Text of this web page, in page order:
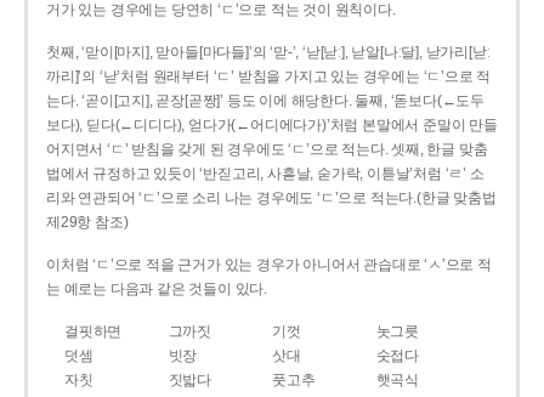
거가 있는 경우에는 당연히 ‘ㄷ’으로 적는 것이 원칙이다.
첫째, ‘맏이[마지], 맏아들[마다들]’의 ‘맏-’, ‘낟[낟ː], 낟알[나ː달], 낟가리[낟ː
까리]’의 ‘낟’처럼 원래부터 ‘ㄷ’ 받침을 가지고 있는 경우에는 ‘ㄷ’으로 적
는다. ‘곧이[고지], 곧장[곧짱]’ 등도 이에 해당한다. 둘째, ‘돋보다(←도두
보다), 딛다(←디디다), 얻다가(←어디에다가)’처럼 본말에서 준말이 만들
어지면서 ‘ㄷ’ 받침을 갖게 된 경우에도 ‘ㄷ’으로 적는다. 셋째, 한글 맞춤
법에서 규정하고 있듯이 ‘반짇고리, 사흗날, 숟가락, 이튿날’처럼 ‘ㄹ’ 소
리와 연관되어 ‘ㄷ’으로 소리 나는 경우에도 ‘ㄷ’으로 적는다.(한글 맞춤법
제29항 참조)
이처럼 ‘ㄷ’으로 적을 근거가 있는 경우가 아니어서 관습대로 ‘ㅅ’으로 적
는 예로는 다음과 같은 것들이 있다.
걸핏하면 그까짓 기껏
놋그릇
덧셈
빗장 삿대
숫접다
자칫
짓밟다 풋고추 햇곡식